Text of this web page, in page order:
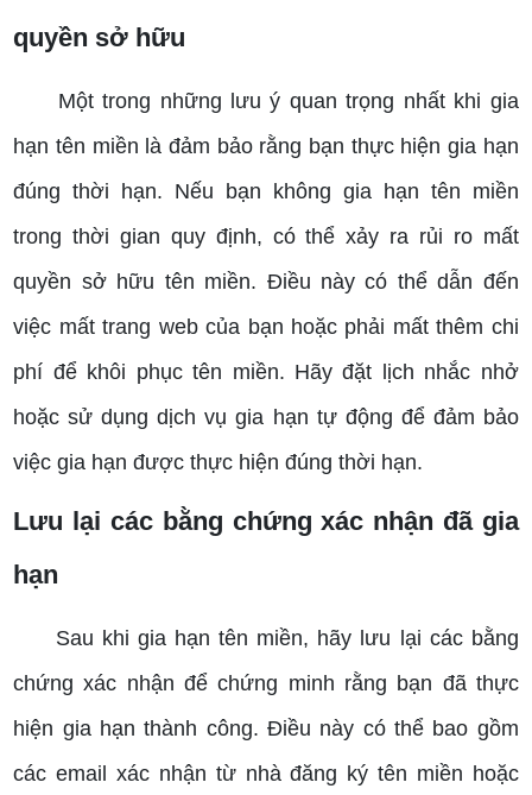
quyền sở hữu
Một trong những lưu ý quan trọng nhất khi gia
hạn tên miền là đảm bảo rằng bạn thực hiện gia hạn
đúng thời hạn. Nếu bạn không gia hạn tên miền
trong thời gian quy định, có thể xảy ra rủi ro mất
quyền sở hữu tên miền. Điều này có thể dẫn đến
việc mất trang web của bạn hoặc phải mất thêm chi
phí để khôi phục tên miền. Hãy đặt lịch nhắc nhở
hoặc sử dụng dịch vụ gia hạn tự động để đảm bảo
việc gia hạn được thực hiện đúng thời hạn.
Lưu lại các bằng chứng xác nhận đã gia
hạn
Sau khi gia hạn tên miền, hãy lưu lại các bằng
chứng xác nhận để chứng minh rằng bạn đã thực
hiện gia hạn thành công. Điều này có thể bao gồm
các email xác nhận từ nhà đăng ký tên miền hoặc